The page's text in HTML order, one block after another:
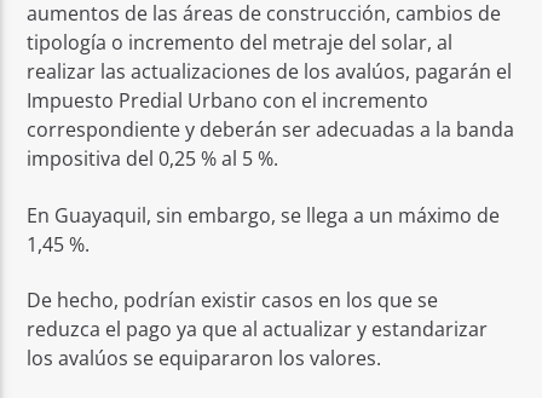
aumentos de las áreas de construcción, cambios de
tipología o incremento del metraje del solar, al
realizar las actualizaciones de los avalúos, pagarán el
Impuesto Predial Urbano con el incremento
correspondiente y deberán ser adecuadas a la banda
impositiva del 0,25 % al 5 %.
En Guayaquil, sin embargo, se llega a un máximo de
1,45 %.
De hecho, podrían existir casos en los que se
reduzca el pago ya que al actualizar y estandarizar
los avalúos se equipararon los valores.